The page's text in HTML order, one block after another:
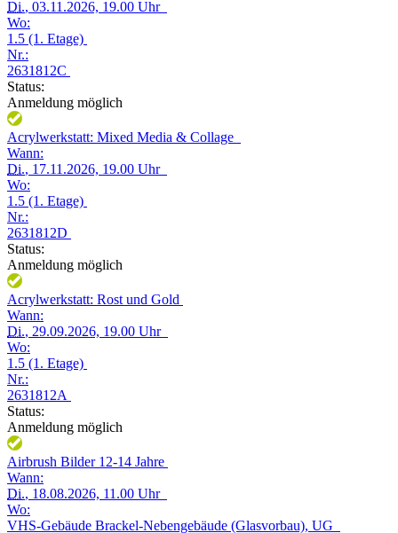
Di., 03.11.2026, 19.00 Uhr
Wo:
1.5 (1. Etage)
Nr.:
2631812C
Status:
Anmeldung möglich
Acrylwerkstatt: Mixed Media & Collage
Wann:
Di., 17.11.2026, 19.00 Uhr
Wo:
1.5 (1. Etage)
Nr.:
2631812D
Status:
Anmeldung möglich
Acrylwerkstatt: Rost und Gold
Wann:
Di., 29.09.2026, 19.00 Uhr
Wo:
1.5 (1. Etage)
Nr.:
2631812A
Status:
Anmeldung möglich
Airbrush Bilder 12-14 Jahre
Wann:
Di., 18.08.2026, 11.00 Uhr
Wo:
VHS-Gebäude Brackel-Nebengebäude (Glasvorbau), UG